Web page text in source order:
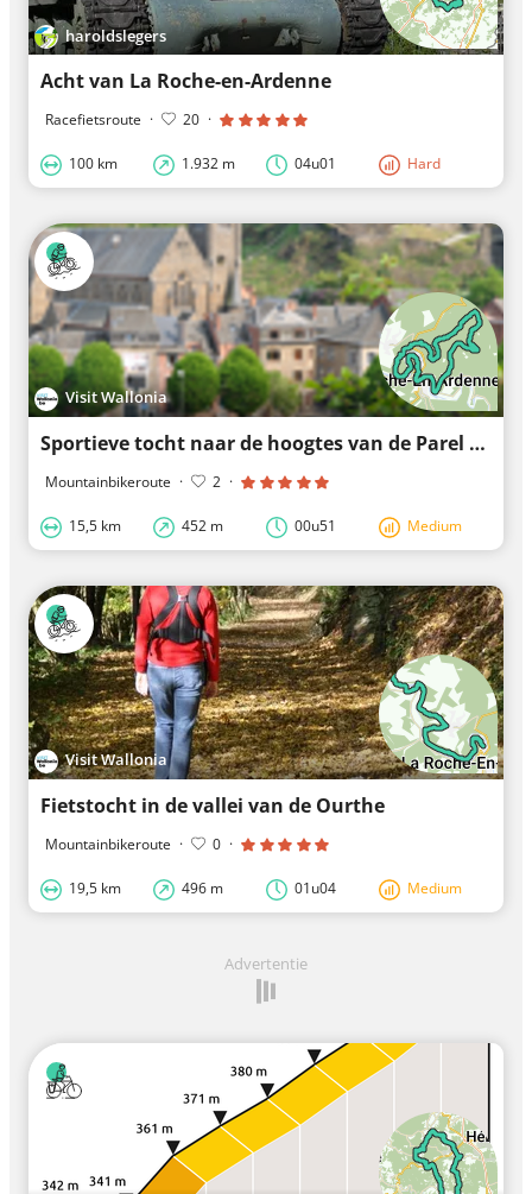
haroldslegers
Acht van La Roche-en-Ardenne
Racefietsroute · 20 ·
100 km 1.932 m 04u01 Hard
Visit Wallonia
Sportieve tocht naar de hoogtes van de Parel van de Ardennen
Mountainbikeroute · 2 ·
15,5 km 452 m 00u51 Medium
Visit Wallonia
Fietstocht in de vallei van de Ourthe
Mountainbikeroute · 0 ·
19,5 km 496 m 01u04 Medium
Advertentie